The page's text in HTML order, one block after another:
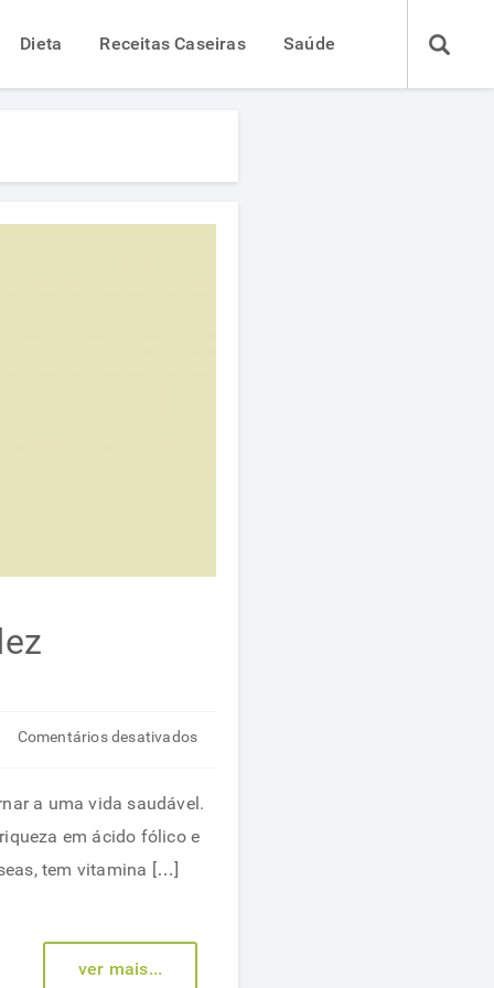
Dieta Receitas Caseiras Saúde
Comentários desativadosem
que
ajudam
a uma vida saudável.
em ácido fólico e
tem vitamina […]
ver mais...